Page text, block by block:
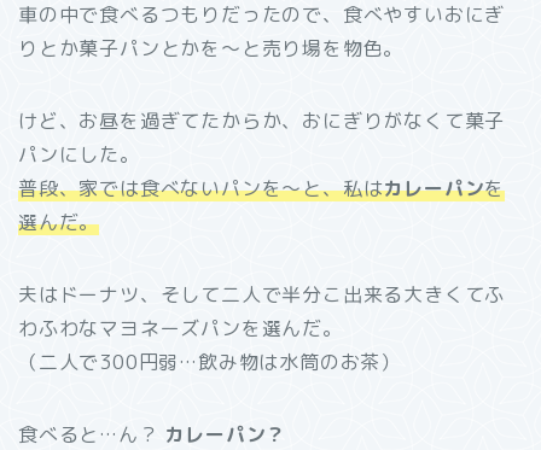
車の中で食べるつもりだったので、食べやすいおにぎ
りとか菓子パンとかを～と売り場を物色。
けど、お昼を過ぎてたからか、おにぎりがなくて菓子
パンにした。
普段、家では食べないパンを～と、私はカレーパンを
選んだ。
夫はドーナツ、そして二人で半分こ出来る大きくてふ
わふわなマヨネーズパンを選んだ。
（二人で300円弱…飲み物は水筒のお茶）
食べると…ん？ カレーパン？